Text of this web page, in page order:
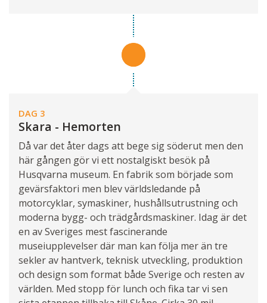
DAG 3
Skara - Hemorten
Då var det åter dags att bege sig söderut men den
här gången gör vi ett nostalgiskt besök på
Husqvarna museum. En fabrik som började som
gevärsfaktori men blev världsledande på
motorcyklar, symaskiner, hushållsutrustning och
moderna bygg- och trädgårdsmaskiner. Idag är det
en av Sveriges mest fascinerande
museiupplevelser där man kan följa mer än tre
sekler av hantverk, teknisk utveckling, produktion
och design som format både Sverige och resten av
världen. Med stopp för lunch och fika tar vi sen